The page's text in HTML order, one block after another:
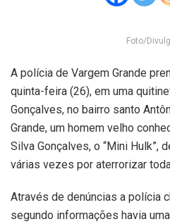
Foto/
A polícia de Vargem Grande
quinta-feira (26), em uma
Gonçalves, no bairro santo
Grande, um homem velho
Silva Gonçalves, o “Mini Hulk”,
várias vezes por aterrorizar
Através de denúncias a polícia
segundo informações havia